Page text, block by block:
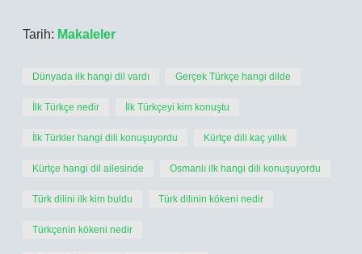
Tarih: Makaleler
Dünyada ilk hangi dil vardı Gerçek Türkçe hangi dilde
İlk Türkçe nedir İlk Türkçeyi kim konuştu
İlk Türkler hangi dili konuşuyordu Kürtçe dili kaç yıllık
Kürtçe hangi dil ailesinde Osmanlı ilk hangi dili konuşuyordu
Türk dilini ilk kim buldu Türk dilinin kökeni nedir
Türkçenin kökeni nedir